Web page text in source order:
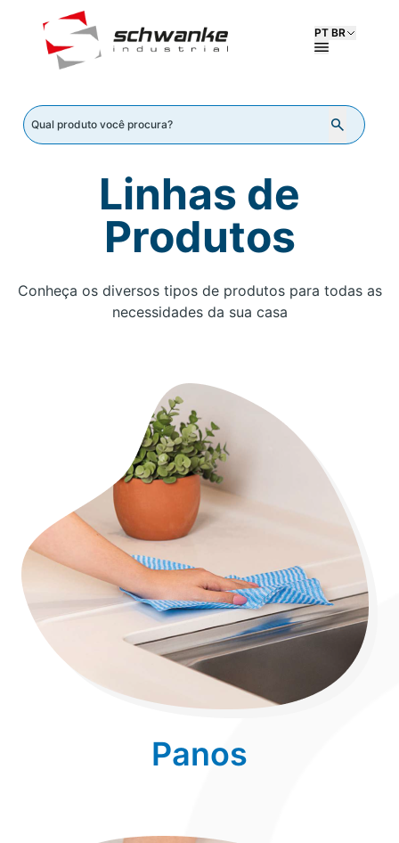
PT BR
Linhas de
Produtos
Conheça os diversos tipos de produtos para todas as
necessidades da sua casa
Panos